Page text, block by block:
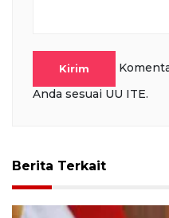
Kirim
Anda sesuai UU ITE.
Berita Terkait